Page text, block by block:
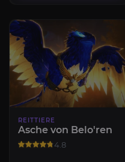
REITTIERE
Asche von Belo'ren
4.8